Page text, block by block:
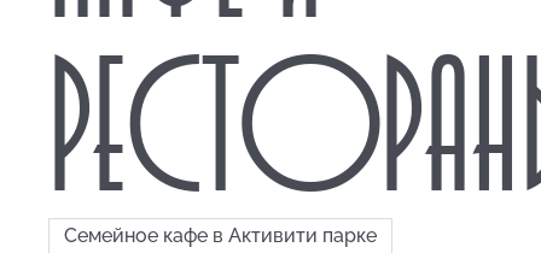
Семейное кафе в Активити парке